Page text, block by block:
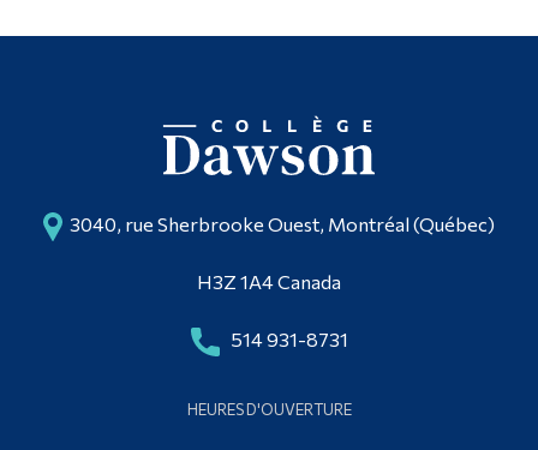
3040, rue Sherbrooke Ouest, Montréal (Québec)
H3Z 1A4 Canada
514 931-8731
HEURES D'OUVERTURE